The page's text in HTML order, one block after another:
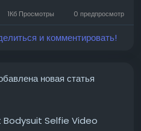
Play
1Кб Просмотры 0 предпросмотр
и комментировать!
новая статья
Bodysuit Selfie Video